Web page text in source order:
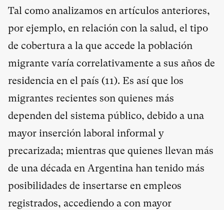
Tal como analizamos en artículos anteriores,
por ejemplo, en relación con la salud, el tipo
de cobertura a la que accede la población
migrante varía correlativamente a sus años de
residencia en el país (11). Es así que los
migrantes recientes son quienes más
dependen del sistema público, debido a una
mayor inserción laboral informal y
precarizada; mientras que quienes llevan más
de una década en Argentina han tenido más
posibilidades de insertarse en empleos
registrados, accediendo a con mayor